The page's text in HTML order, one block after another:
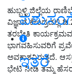
ಇತರೆ
ಹುಬ್ಬಳ್ಳಿ ಜಿಲ್ಲೆಯ
ವಿಜ್ಞಾನ ಕೇಂದ್ರದಲ್ಲಿ
ತರಬೇತಿ
ಭಾಗವಹಿಸುವರಿಗೆ
ಅವಕಾಶವಿರುತ್ತದೆ.
ಭೇಟಿ ನೀಡಿ ತಮ್ಮ